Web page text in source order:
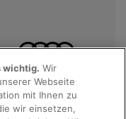
wichtig. Wir
Webseite
mit Ihnen zu
wir einsetzen,